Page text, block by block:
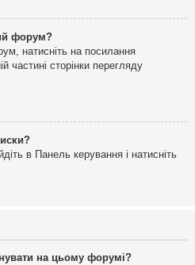
форум?
натисніть на посилання
частині сторінки перегляду
в Панель керування і натисніть
на цьому форумі?